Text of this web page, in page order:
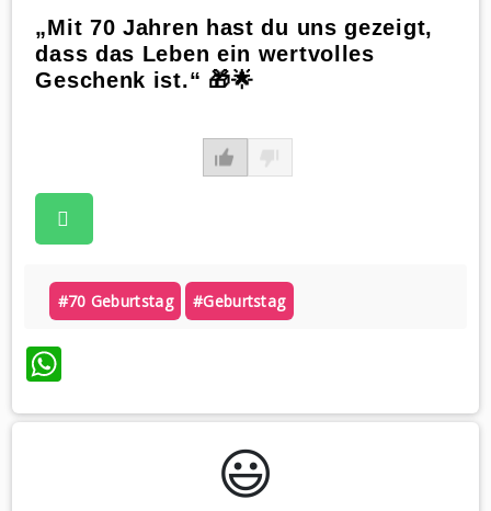
„Mit 70 Jahren hast du uns gezeigt,
dass das Leben ein wertvolles
Geschenk ist.“ 🎁🌟
#70 Geburtstag #geburtstag
WhatsApp
😃️